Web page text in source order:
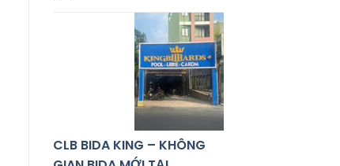
CLB BIDA KING – KHÔNG